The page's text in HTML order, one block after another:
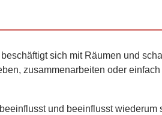
sich mit Räumen und
zusammenarbeiten oder
und beeinflusst wiederum